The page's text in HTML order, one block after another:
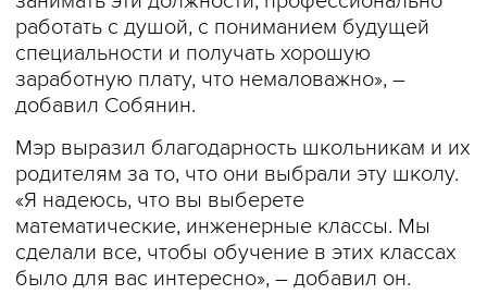
работать с душой, с пониманием будущей
специальности и получать хорошую
заработную плату, что немаловажно», –
добавил Собянин.
Мэр выразил благодарность школьникам и их
родителям за то, что они выбрали эту школу.
«Я надеюсь, что вы выберете
математические, инженерные классы. Мы
сделали все, чтобы обучение в этих классах
было для вас интересно», – добавил он.